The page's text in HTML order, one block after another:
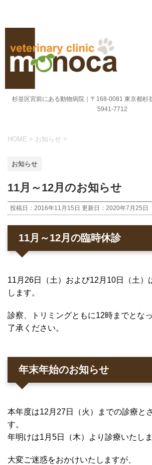
杉並区宮前にある動物病院｜〒168-0081 東京都杉
5941-7712
HOME > お知らせ >
お知らせ
11月～12月のお知らせ
投稿日：2016年11月15日 更新日： 2020年7月25日
11月～12月の臨時休診
11月26日（土）および12月10日（土）
します。
診察、トリミングともに12時までとな
了承ください。
年末年始のお知らせ
本年度は12月27日（火）までの診療と
す。
年明けは1月5日（木）より診療いたしま
大変ご迷惑をおかけいたしますが、